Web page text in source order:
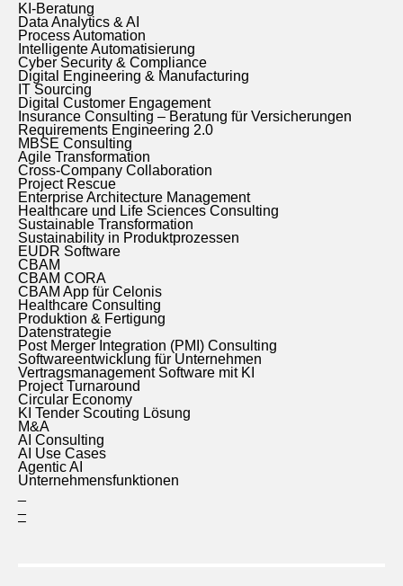
KI-Beratung
Data Analytics & AI
Process Automation
Intelligente Automatisierung
Cyber Security & Compliance
Digital Engineering & Manufacturing
IT Sourcing
Digital Customer Engagement
Insurance Consulting – Beratung für Versicherungen
Requirements Engineering 2.0
MBSE Consulting
Agile Transformation
Cross-Company Collaboration
Project Rescue
Enterprise Architecture Management
Healthcare und Life Sciences Consulting
Sustainable Transformation
Sustainability in Produktprozessen
EUDR Software
CBAM
CBAM CORA
CBAM App für Celonis
Healthcare Consulting
Produktion & Fertigung
Datenstrategie
Post Merger Integration (PMI) Consulting
Softwareentwicklung für Unternehmen
Vertragsmanagement Software mit KI
Project Turnaround
Circular Economy
KI Tender Scouting Lösung
M&A
AI Consulting
AI Use Cases
Agentic AI
Unternehmensfunktionen
–